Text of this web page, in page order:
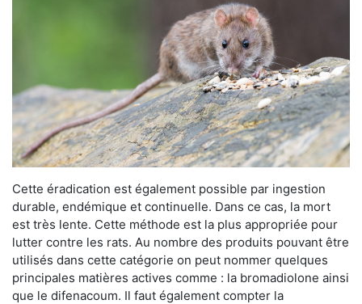
Cette éradication est également possible par ingestion
durable, endémique et continuelle. Dans ce cas, la mort
est très lente. Cette méthode est la plus appropriée pour
lutter contre les rats. Au nombre des produits pouvant être
utilisés dans cette catégorie on peut nommer quelques
principales matières actives comme : la bromadiolone ainsi
que le difenacoum. Il faut également compter la